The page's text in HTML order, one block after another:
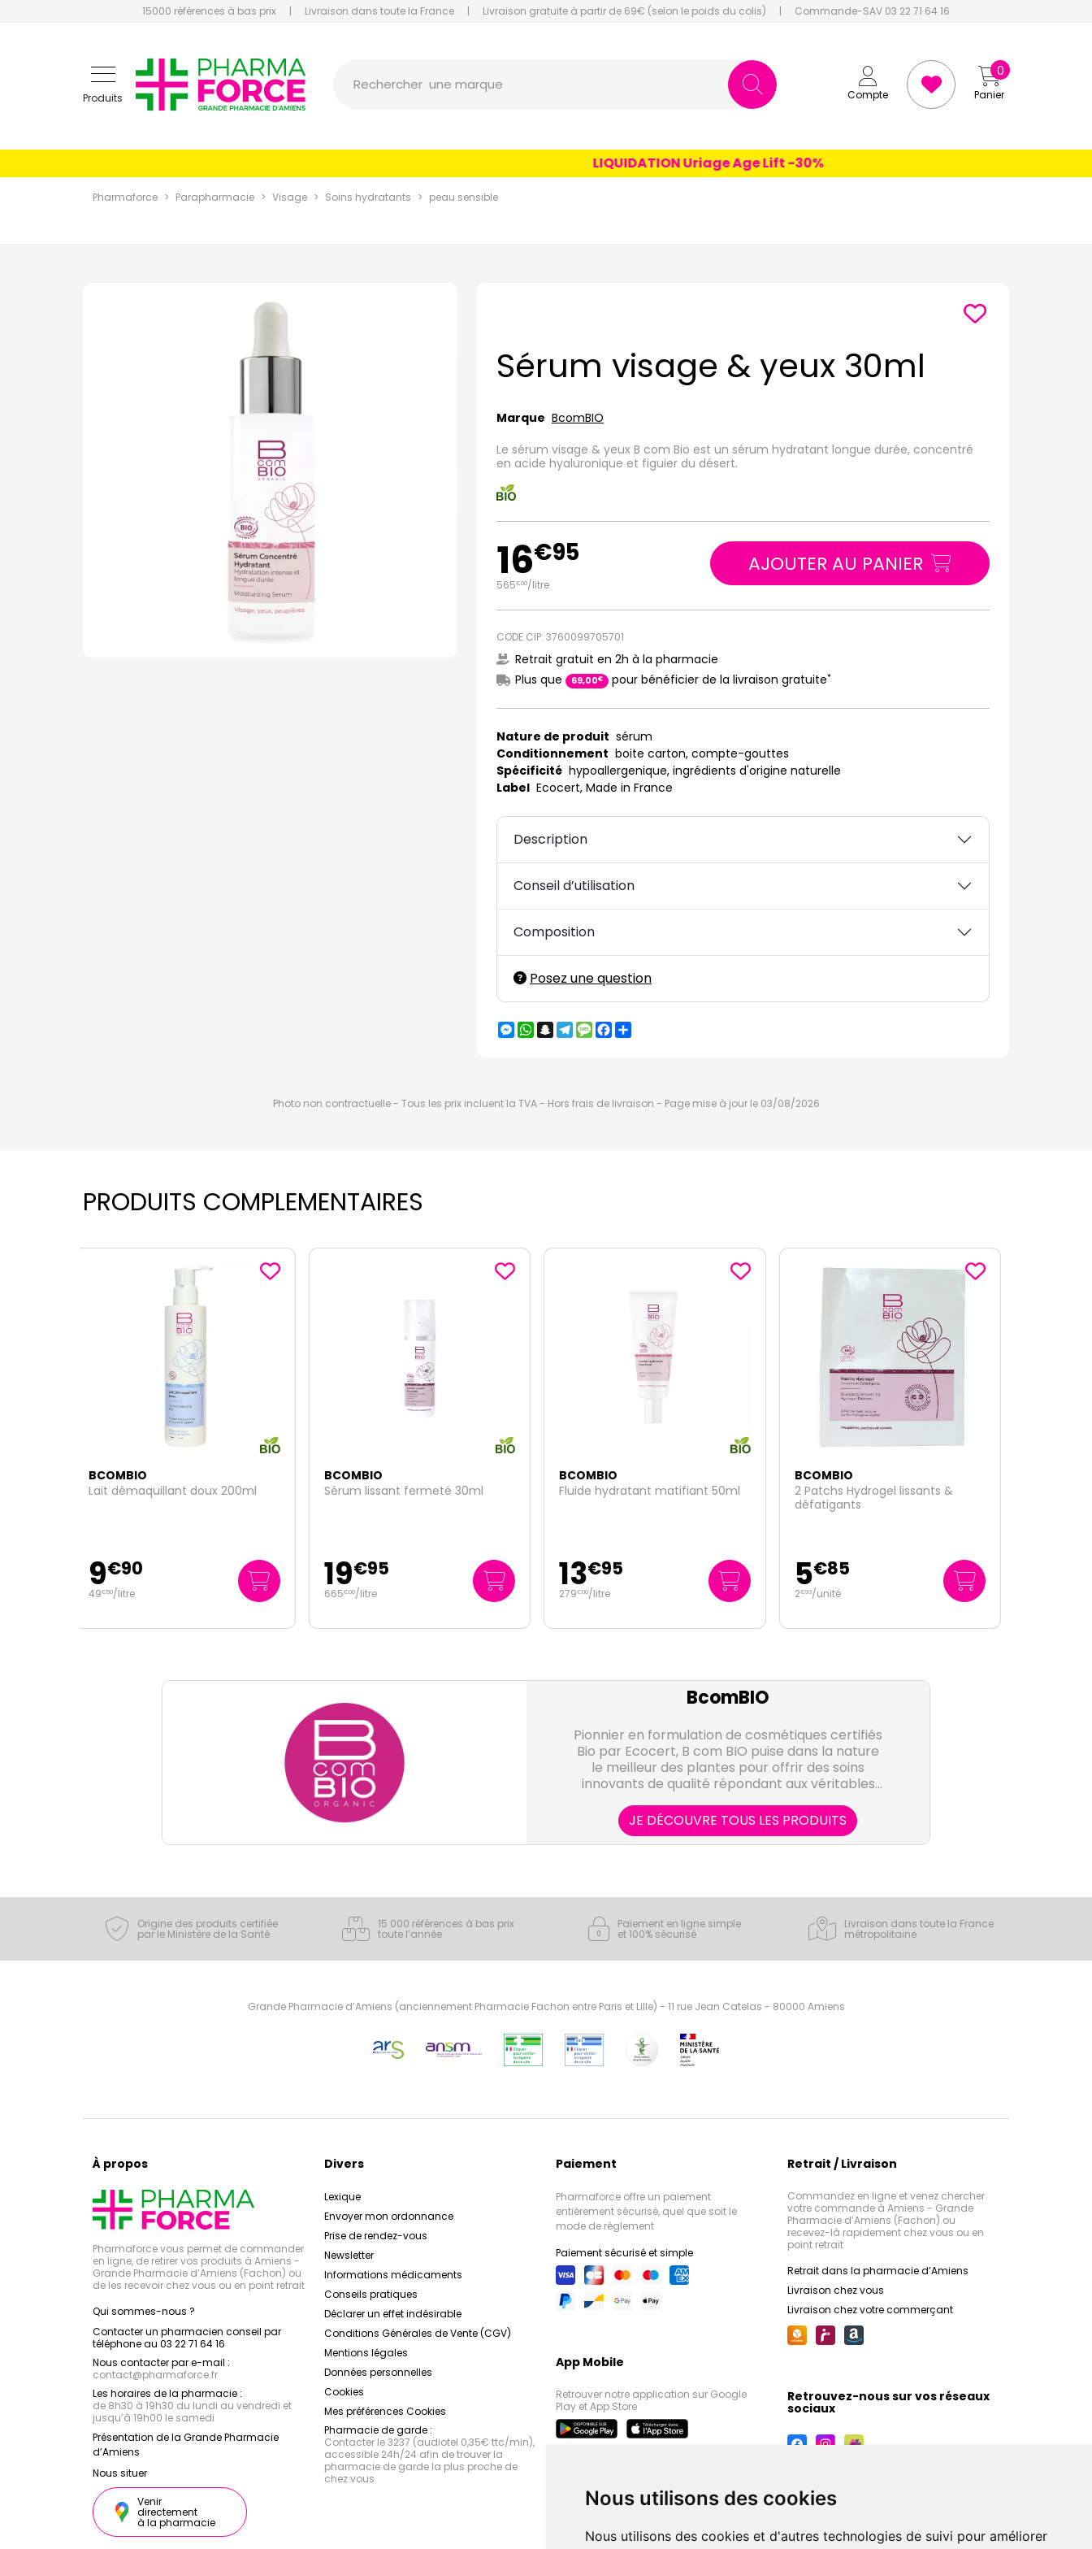
Nous utilisons des cookies
Nous utilisons des cookies et d'autres technologies de suivi pour améliorer
15000 références à bas prix | Livraison dans toute la France | Livraison gratuite à partir de 69€ (selon le poids du colis) | Commande-SAV 03 22 71 64 16
Produits Compte Panier
0
Rechercher
LIQUIDATION Uriage Age Lift -30%
Pharmaforce Parapharmacie Visage Soins hydratants peau sensible
Sérum visage & yeux 30ml
Marque BcomBIO
Le sérum visage & yeux B com Bio est un sérum hydratant longue durée, concentré
en acide hyaluronique et figuier du désert.
16€95
565€00/litre
AJOUTER AU PANIER
CODE CIP: 3760099705701
Retrait gratuit en 2h à la pharmacie
Plus que
69,00€ pour bénéficier de la livraison gratuite*
Nature de produit sérum
Conditionnement boite carton, compte-gouttes
Spécificité hypoallergenique, ingrédients d'origine naturelle
Label Ecocert, Made in France
Description
Conseil d’utilisation
Composition
Posez une question
Messenger
WhatsApp
Snapchat
Telegram
MessageFacebook
Photo non contractuelle - Tous les prix incluent la TVA - Hors frais de livraison - Page mise à jour le 03/08/2026
PRODUITS COMPLEMENTAIRES
BCOMBIO
Sérum lissant fermeté 30ml
19€95
665€00/litre
BCOMBIO
Fluide hydratant matifiant 50ml
13€95
279€00/litre
BCOMBIO
2 Patchs Hydrogel lissants &
5€85
2€93/unité
BCOMBIO
Sérum concentré éclat bio 30ml
28€
965€00/litre
BcomBIO
Pionnier en formulation de cosmétiques certifiés
Bio par Ecocert, B com BIO puise dans la nature
le meilleur des plantes pour offrir des soins
innovants de qualité répondant aux véritables
JE DÉCOUVRE TOUS LES PRODUITS
Origine des produits certifiée
par le Ministère de la Santé
15 000 références à bas prix
toute l’année
Paiement en ligne simple
et 100% sécurisé
Livraison dans toute la France
métropolitaine
Grande Pharmacie d’Amiens (anciennement Pharmacie Fachon entre Paris et Lille) - 11 rue Jean Catelas - 80000 Amiens
À propos
Pharmaforce vous permet de commander
en ligne, de retirer vos produits à Amiens -
Grande Pharmacie d’Amiens (Fachon) ou
de les recevoir chez vous ou en point retrait
Qui sommes-nous ?
Contacter un pharmacien conseil par
téléphone au 03 22 71 64 16
Nous contacter par e-mail :
contact@pharmaforce.fr
Les horaires de la pharmacie :
de 8h30 à 19h30 du lundi au vendredi et
jusqu’à 19h00 le samedi
Présentation de la Grande Pharmacie
d’Amiens
Nous situer
Venir
directement
à la pharmacie
Divers
Lexique
Envoyer mon ordonnance
Prise de rendez-vous
Newsletter
Informations médicaments
Conseils pratiques
Déclarer un effet indésirable
Conditions Générales de Vente (CGV)
Mentions légales
Données personnelles
Cookies
Mes préférences Cookies
Pharmacie de garde :
Contacter le 3237 (audiotel 0,35€ ttc/min),
accessible 24h/24 afin de trouver la
pharmacie de garde la plus proche de
chez vous
Paiement
Pharmaforce offre un paiement
entièrement sécurisé, quel que soit le
mode de règlement
Paiement sécurisé et simple
App Mobile
Retrouver notre application sur Google
Play et App Store
Retrait / Livraison
Commandez en ligne et venez chercher
votre commande à Amiens - Grande
Pharmacie d’Amiens (Fachon) ou
recevez-là rapidement chez vous ou en
point retrait
Retrait dans la pharmacie d’Amiens
Livraison chez vous
Livraison chez votre commerçant
Retrouvez-nous sur vos réseaux
sociaux